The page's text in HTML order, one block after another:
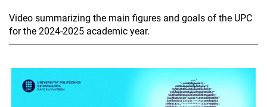
Video summarizing the main figures and goals of the UPC
for the 2024-2025 academic year.